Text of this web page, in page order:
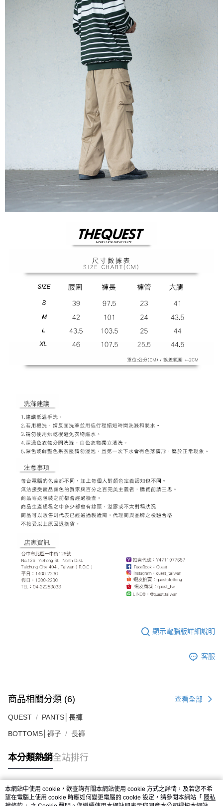
顯示電腦版詳細說明
客服
商品相關分類 (6) 查看全部
QUEST PANTS│長褲
BOTTOMS│褲子 長褲
本分類熱銷全站排行
熱門標籤
本網站中使用 cookie，欲查詢有關本網站使用 cookie 方式之詳情，及若您不希
望在電腦上使用 cookie 時應如何變更電腦的 cookie 設定，請參閱本網站「 隱私